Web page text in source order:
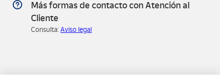
Más formas de contacto con Atención al
Cliente
Consulta:Aviso legal